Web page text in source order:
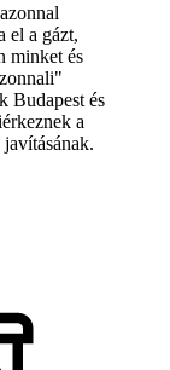
el a gázt,
minket és
Budapest és
a